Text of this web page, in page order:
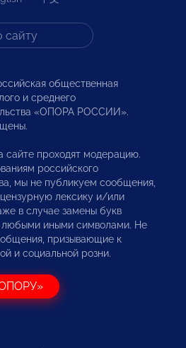
общественная
и среднего
«ОПОРА РОССИИ».
сайте проходят модерацию.
российского
мы не публикуем сообщения,
лексику и/или
в случае замены букв
любыми иными символами. Не
призывающие к
и социальной розни.